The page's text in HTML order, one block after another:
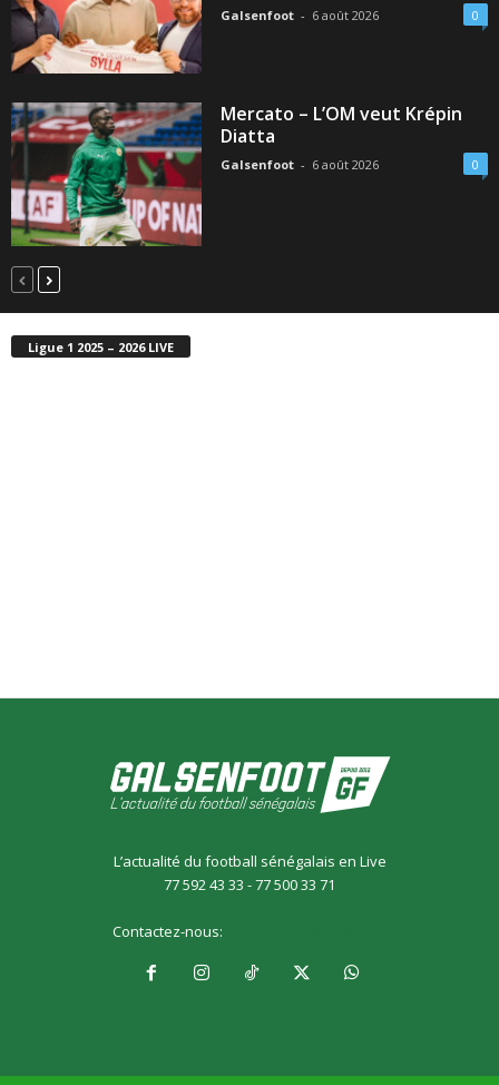
Galsenfoot - 6 août 2026 0
Mercato – L’OM veut Krépin
Diatta
Galsenfoot - 6 août 2026 0
Ligue 1 2025 – 2026 LIVE
L’actualité du football sénégalais en Live
77 592 43 33 - 77 500 33 71
Contactez-nous: